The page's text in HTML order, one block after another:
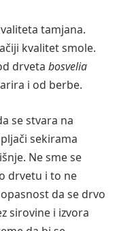
tamjana.
kvalitet smole.
drveta bosvelia
i od berbe.
se stvara na
sekirama
Ne sme se
drvetu i to ne
da se drvo
sirovine i izvora